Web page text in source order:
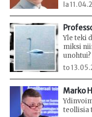
la
Yle teki
miksi
unohtui?
to
Marko
teollisia